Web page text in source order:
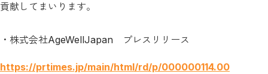
貢献してまいります。
・株式会社AgeWellJapan プレスリリース
https://prtimes.jp/main/html/rd/p/000000114.00